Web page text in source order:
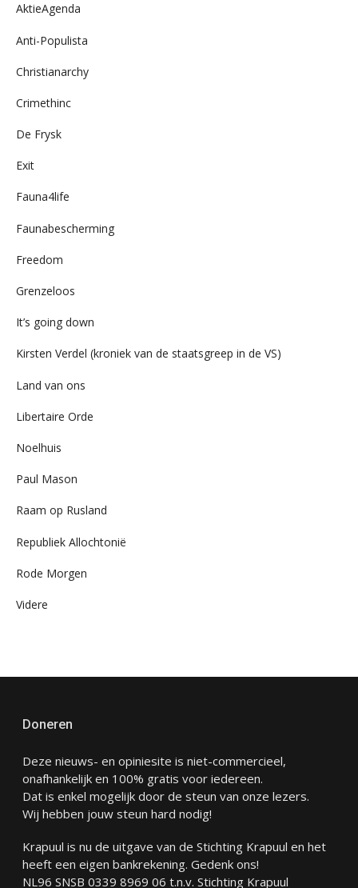
AktieAgenda
Anti-Populista
Christianarchy
Crimethinc
De Frysk
Exit
Fauna4life
Faunabescherming
Freedom
Grenzeloos
It’s going down
Kirsten Verdel (kroniek van de staatsgreep in de VS)
Land van ons
Libertaire Orde
Noelhuis
Paul Mason
Raam op Rusland
Republiek Allochtonië
Rode Morgen
Videre
Doneren
Deze nieuws- en opiniesite is niet-commercieel,
onafhankelijk en 100% gratis voor iedereen.
Dat is enkel mogelijk door de steun van onze lezers.
Wij hebben jouw steun hard nodig!
Krapuul is nu de uitgave van de Stichting Krapuul en het
heeft een eigen bankrekening. Gedenk ons!
NL96 SNSB 0339 8969 06 t.n.v. Stichting Krapuul